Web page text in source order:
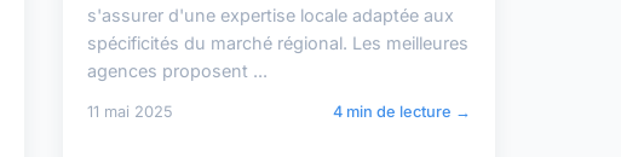
s'assurer d'une expertise locale adaptée aux
spécificités du marché régional. Les meilleures
agences proposent ...
11 mai 2025 4 min de lecture →